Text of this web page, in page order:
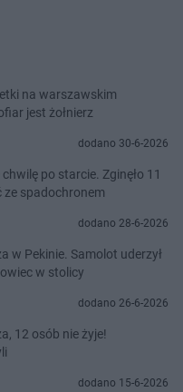
na warszawskim
jest żołnierz
dodano 30-6-2026
po starcie. Zginęło 11
ze spadochronem
dodano 28-6-2026
w Pekinie. Samolot uderzył
w stolicy
dodano 26-6-2026
12 osób nie żyje!
dodano 15-6-2026